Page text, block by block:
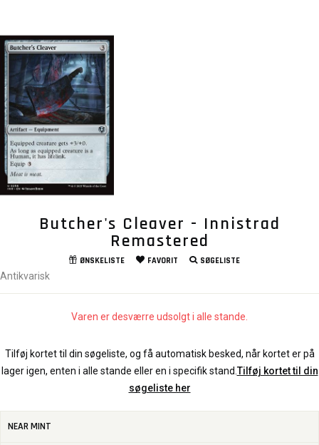
Butcher's Cleaver - Innistrad
Remastered
ØNSKELISTE FAVORIT SØGELISTE
Antikvarisk
Varen er desværre udsolgt i alle stande.
Tilføj kortet til din søgeliste, og få automatisk besked, når kortet er på
lager igen, enten i alle stande eller en i specifik stand. Tilføj kortet til din
søgeliste her
NEAR MINT